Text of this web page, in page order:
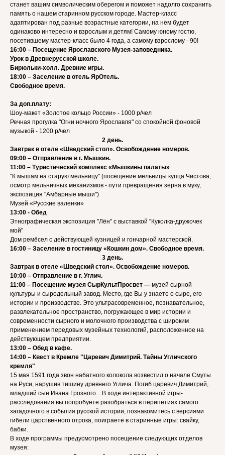
станет вашим символическим оберегом и поможет надолго сохранить
память о нашем старинном русском городе. Мастер-класс
адаптирован под разные возрастные категории, на нем будет
одинаково интересно и взрослым и детям! Самому юному гостю,
посетившему мастер-класс было 4 года, а самому взрослому - 90!
16:00 – Посещение Ярославского Музея-заповедника.
Урок в Древнерусской школе.
Бирюльки-холл. Древние игры.
18:00 – Заселение в отель ЯрОтель.
Свободное время.
За доп.плату:
Шоу-макет «Золотое кольцо России» - 1000 р/чел
Речная прогулка "Огни ночного Ярославля" со спокойной фоновой
музыкой - 1200 р/чел
2 день.
Завтрак в отеле «Шведский стол». Освобождение номеров.
09:00 – Отправление в г. Мышкин.
11:00 – Туристичеcкий комплекс «Мышкины палаты»
"К мышам на старую мельницу" (посещение мельницы купца Чистова,
осмотр мельничных механизмов - пути превращения зерна в муку,
экспозиция "Амбарные мыши")
Музей «Русские валенки»
13:00 - Обед
Этнографическая экспозиция "Лён" с выставкой "Куколка-дружочек
мой"
Дом ремёсел с действующей кузницей и гончарной мастерской.
16:00 – Заселение в гостиницу «Кошкин дом». Свободное время.
3 день.
Завтрак в отеле «Шведский стол». Освобождение номеров.
10:00 – Отправление в г. Углич.
11:00 – Посещение музея СырКультПросвет — музей сырной
культуры и сыродельный завод. Место, где Вы у знаете о сыре, его
истории и производстве. Это ультрасовременное, познавательное,
развлекательное пространство, погружающее в мир истории и
современности сырного и молочного производства с широким
применением передовых музейных технологий, расположенное на
действующем предприятии.
13:00 – Обед в кафе.
14:00 – Квест в Кремле "Царевич Димитрий. Тайны Угличского
кремля"
15 мая 1591 года звон набатного колокола возвестил о начале Смуты
на Руси, нарушив тишину древнего Углича. Погиб царевич Димитрий,
младший сын Ивана Грозного... В ходе интерактивной игры-
расследования вы попробуете разобраться в перипетиях самого
загадочного в события русской истории, познакомитесь с версиями
гибели царственного отрока, поиграете в старинные игры: свайку,
бабки.
В ходе программы предусмотрено посещение следующих отделов
музея: